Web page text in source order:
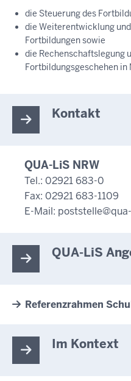
die Steuerung des
die Weiterentwicklung
Fortbildungen sowie
die Rechenschaftslegung
Fortbildungsgeschehen in
Kontakt
QUA-LiS NRW
Tel.: 02921 683-0
Fax: 02921 683-1109
E-Mail:
QUA-LiS
Referenzrahmen
Im Kontext